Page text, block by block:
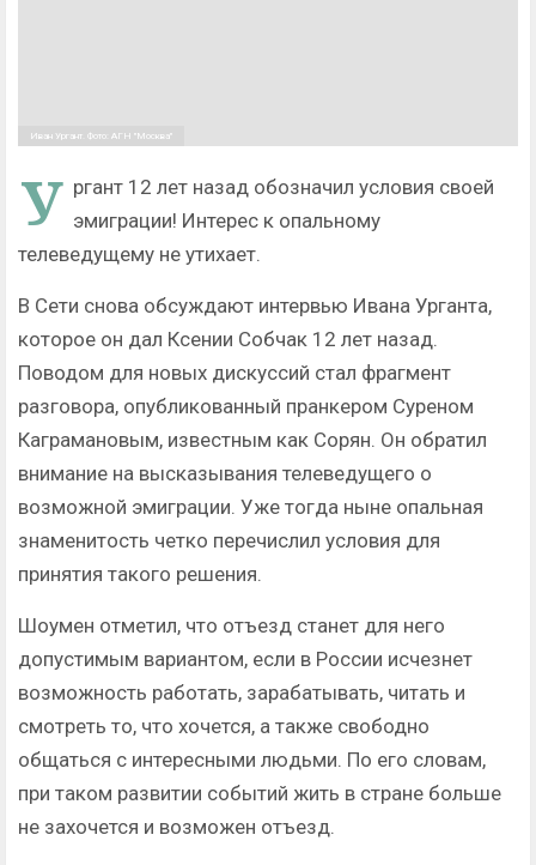
Иван Ургант. Фото: АГН "Москва"
У ргант 12 лет назад обозначил условия своей
эмиграции! Интерес к опальному
телеведущему не утихает.
В Сети снова обсуждают интервью Ивана Урганта,
которое он дал Ксении Собчак 12 лет назад.
Поводом для новых дискуссий стал фрагмент
разговора, опубликованный пранкером Суреном
Каграмановым, известным как Сорян. Он обратил
внимание на высказывания телеведущего о
возможной эмиграции. Уже тогда ныне опальная
знаменитость четко перечислил условия для
принятия такого решения.
Шоумен отметил, что отъезд станет для него
допустимым вариантом, если в России исчезнет
возможность работать, зарабатывать, читать и
смотреть то, что хочется, а также свободно
общаться с интересными людьми. По его словам,
при таком развитии событий жить в стране больше
не захочется и возможен отъезд.